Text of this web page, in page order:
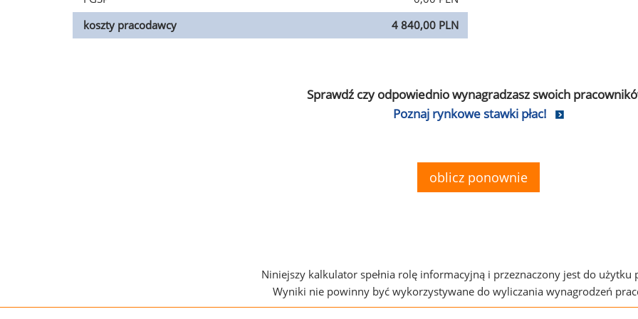
koszty pracodawcy
4 840,00 PLN
Sprawdź czy odpowiednio wynagradzasz swoich
Poznaj rynkowe stawki płac!
oblicz ponownie
Niniejszy kalkulator spełnia rolę informacyjną i przeznaczony jest do użytku
Wyniki nie powinny być wykorzystywane do wyliczania wynagrodzeń